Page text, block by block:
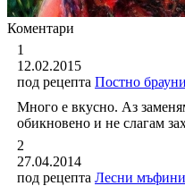
Коментари
1
12.02.2015
под рецепта Постно брауни
Много е вкусно. Аз
обикновено и не слагам
2
27.04.2014
под рецепта Лесни мъфини